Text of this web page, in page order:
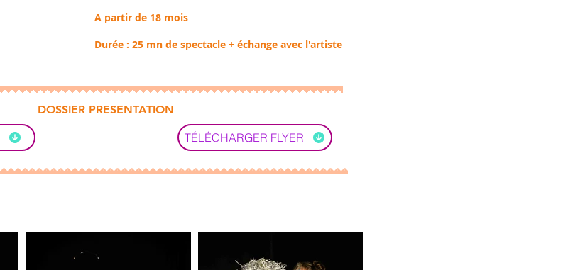
A partir de 18 mois
Durée : 25 mn de spectacle + échange avec l'artiste
DOSSIER PRESENTATION
TÉLÉCHARGER FLYER